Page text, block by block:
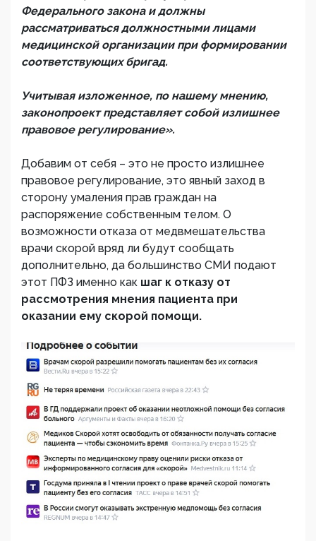
Федерального закона и должны
рассматриваться должностными лицами
медицинской организации при формировании
соответствующих бригад.
Учитывая изложенное, по нашему мнению,
законопроект представляет собой излишнее
правовое регулирование».
Добавим от себя – это не просто излишнее
правовое регулирование, это явный заход в
сторону умаления прав граждан на
распоряжение собственным телом. О
возможности отказа от медвмешательства
врачи скорой вряд ли будут сообщать
дополнительно, да большинство СМИ подают
этот ПФЗ именно как шаг к отказу от
рассмотрения мнения пациента при
оказании ему скорой помощи.